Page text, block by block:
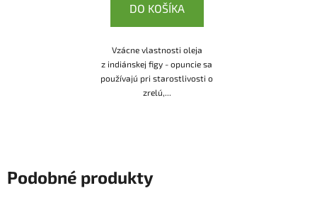
DO KOŠÍKA
Vzácne vlastnosti oleja
z indiánskej figy - opuncie sa
používajú pri starostlivosti o
zrelú,...
Podobné produkty